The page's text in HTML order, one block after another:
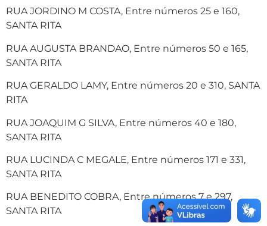
RUA JORDINO M COSTA, Entre números 25 e 160,
SANTA RITA
RUA AUGUSTA BRANDAO, Entre números 50 e 165,
SANTA RITA
RUA GERALDO LAMY, Entre números 20 e 310, SANTA
RITA
RUA JOAQUIM G SILVA, Entre números 40 e 180,
SANTA RITA
RUA LUCINDA C MEGALE, Entre números 171 e 331,
SANTA RITA
RUA BENEDITO COBRA, Entre números 7 e 297,
SANTA RITA